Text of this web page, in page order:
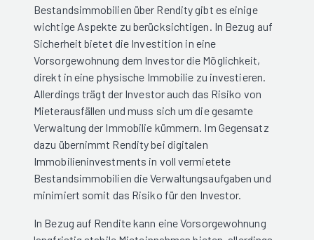
Bestandsimmobilien über Rendity gibt es einige
wichtige Aspekte zu berücksichtigen. In Bezug auf
Sicherheit bietet die Investition in eine
Vorsorgewohnung dem Investor die Möglichkeit,
direkt in eine physische Immobilie zu investieren.
Allerdings trägt der Investor auch das Risiko von
Mieterausfällen und muss sich um die gesamte
Verwaltung der Immobilie kümmern. Im Gegensatz
dazu übernimmt Rendity bei digitalen
Immobilieninvestments in voll vermietete
Bestandsimmobilien die Verwaltungsaufgaben und
minimiert somit das Risiko für den Investor.
In Bezug auf Rendite kann eine Vorsorgewohnung